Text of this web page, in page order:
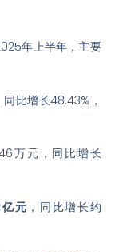
年上半年，主要
同比增长48.43%，
万元，同比增长
元 ，同比增长约